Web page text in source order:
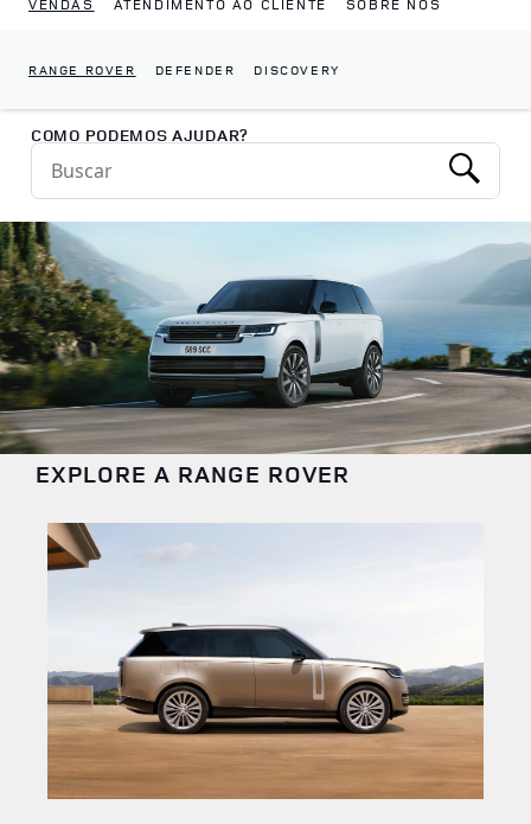
VENDAS ATENDIMENTO AO CLIENTE SOBRE NÓS
RANGE ROVER DEFENDER DISCOVERY
Return to Nav
COMO PODEMOS AJUDAR?
Conduct a search
Submit
EXPLORE A RANGE ROVER